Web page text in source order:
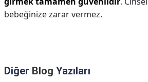
bebeğinize zarar vermez.
Diğer Blog Yazıları